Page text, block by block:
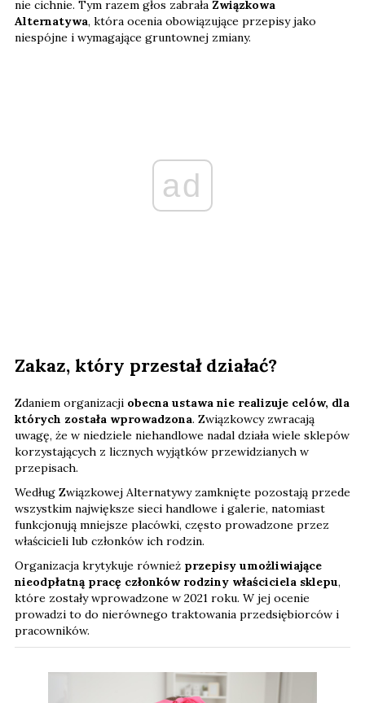
nie cichnie. Tym razem głos zabrała Związkowa
Alternatywa, która ocenia obowiązujące przepisy jako
niespójne i wymagające gruntownej zmiany.
ad
Zakaz, który przestał działać?
Zdaniem organizacji obecna ustawa nie realizuje celów, dla
których została wprowadzona. Związkowcy zwracają
uwagę, że w niedziele niehandlowe nadal działa wiele sklepów
korzystających z licznych wyjątków przewidzianych w
przepisach.
Według Związkowej Alternatywy zamknięte pozostają przede
wszystkim największe sieci handlowe i galerie, natomiast
funkcjonują mniejsze placówki, często prowadzone przez
właścicieli lub członków ich rodzin.
Organizacja krytykuje również przepisy umożliwiające
nieodpłatną pracę członków rodziny właściciela sklepu,
które zostały wprowadzone w 2021 roku. W jej ocenie
prowadzi to do nierównego traktowania przedsiębiorców i
pracowników.